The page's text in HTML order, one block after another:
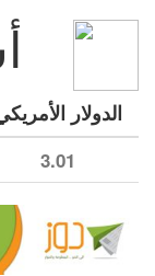
الدولار
3.01